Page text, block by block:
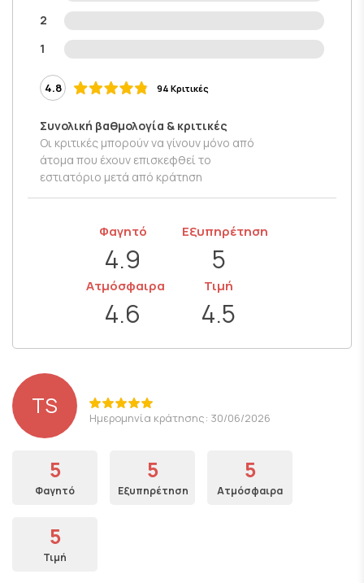
2
1
4.8 94 Κριτικές
Συνολική βαθμολογία & κριτικές
Οι κριτικές μπορούν να γίνουν μόνο από
άτομα που έχουν επισκεφθεί το
εστιατόριο μετά από κράτηση
Φαγητό
4.9
Εξυπηρέτηση
5
Ατμόσφαιρα
4.6
Τιμή
4.5
TS Ημερομηνία κράτησης: 30/06/2026
5
Φαγητό
5
Εξυπηρέτηση
5
Ατμόσφαιρα
5
Τιμή